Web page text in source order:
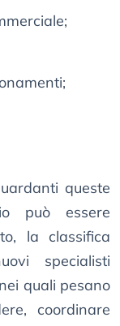
queste
può essere
la classifica
specialisti
quali pesano
coordinare